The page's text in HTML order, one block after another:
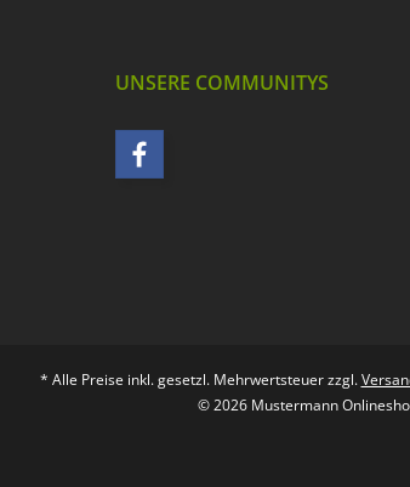
UNSERE COMMUNITYS
* Alle Preise inkl. gesetzl. Mehrwertsteuer zzgl.
© 2026 Mustermann